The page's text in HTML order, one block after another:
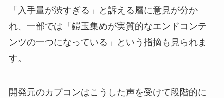
「入手量が渋すぎる」と訴える層に意見が分か
れ、一部では「鎧玉集めが実質的なエンドコンテ
ンツの一つになっている」という指摘も見られま
す。
開発元のカプコンはこうした声を受けて段階的に